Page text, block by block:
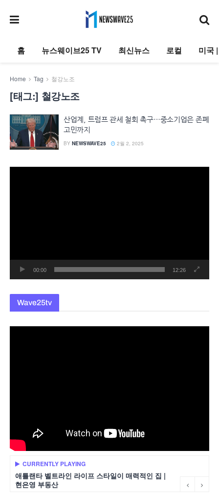
홈 뉴스웨이브25 TV 최신뉴스 로컬 미국
Home Tag 철강노조
[태그:] 철강노조
산업계, 트럼프 관세 철회 촉구…중소기업은 존폐
고민까지
BY NEWSWAVE25 2월 2, 2025
00:00 12:26
Wave25tv
CURRENTLY PLAYING
애틀랜타 벨트라인 라이프 스타일이 매력적인 집 |
현은영 부동산